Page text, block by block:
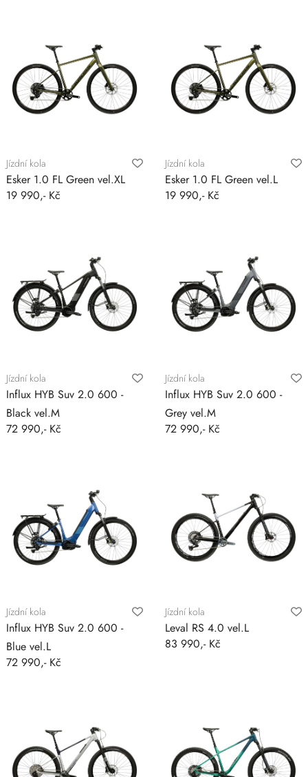
Jízdní kola
Esker 1.0 FL Green vel.XL
19 990,- Kč
Jízdní kola
Esker 1.0 FL Green vel.L
19 990,- Kč
Jízdní kola
Influx HYB Suv 2.0 600 -
Black vel.M
72 990,- Kč
Jízdní kola
Influx HYB Suv 2.0 600 -
Grey vel.M
72 990,- Kč
Jízdní kola
Influx HYB Suv 2.0 600 -
Blue vel.L
72 990,- Kč
Jízdní kola
Leval RS 4.0 vel.L
83 990,- Kč